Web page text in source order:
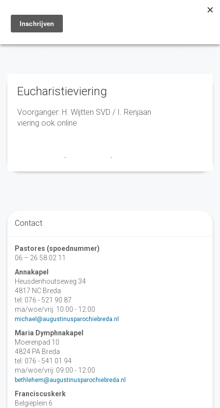
Toggle
navigation
Eucharistieviering
Voorganger: H. Wijtten SVD / I. Renjaan
viering ook online
- -
Contact
Pastores (spoednummer)
06 – 26 58 02 11
Annakapel
Heusdenhoutseweg 34
4817 NC Breda
tel: 076 - 521 90 87
ma/woe/vrij: 10:00 - 12:00
michael@augustinusparochiebreda.nl
Maria Dymphnakapel
Moerenpad 10
4824 PA Breda
tel: 076 - 541 01 94
ma/woe/vrij: 09:00 - 12:00
bethlehem@augustinusparochiebreda.nl
Franciscuskerk
Belgiëplein 6